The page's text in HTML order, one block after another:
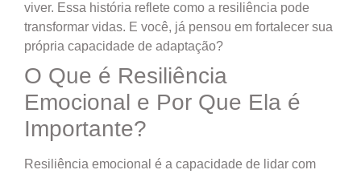
viver. Essa história reflete como a resiliência pode
transformar vidas. E você, já pensou em fortalecer sua
própria capacidade de adaptação?
O Que é Resiliência
Emocional e Por Que Ela é
Importante?
Resiliência emocional é a capacidade de lidar com